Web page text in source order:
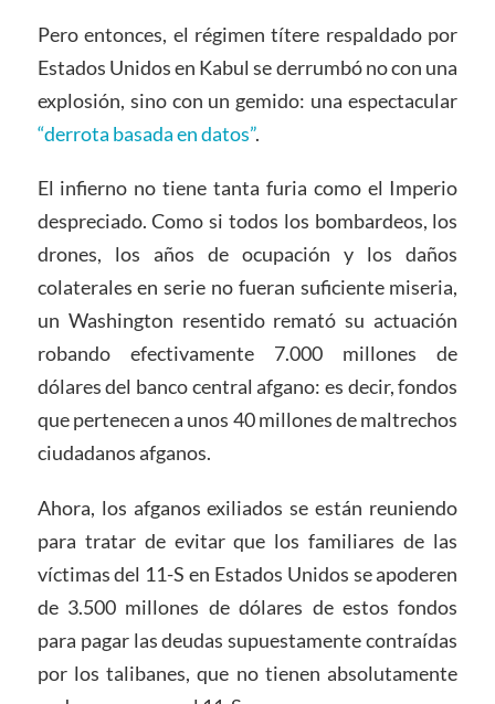
Pero entonces, el régimen títere respaldado por
Estados Unidos en Kabul se derrumbó no con una
explosión, sino con un gemido: una espectacular
“derrota basada en datos”.
El infierno no tiene tanta furia como el Imperio
despreciado. Como si todos los bombardeos, los
drones, los años de ocupación y los daños
colaterales en serie no fueran suficiente miseria,
un Washington resentido remató su actuación
robando efectivamente 7.000 millones de
dólares del banco central afgano: es decir, fondos
que pertenecen a unos 40 millones de maltrechos
ciudadanos afganos.
Ahora, los afganos exiliados se están reuniendo
para tratar de evitar que los familiares de las
víctimas del 11-S en Estados Unidos se apoderen
de 3.500 millones de dólares de estos fondos
para pagar las deudas supuestamente contraídas
por los talibanes, que no tienen absolutamente